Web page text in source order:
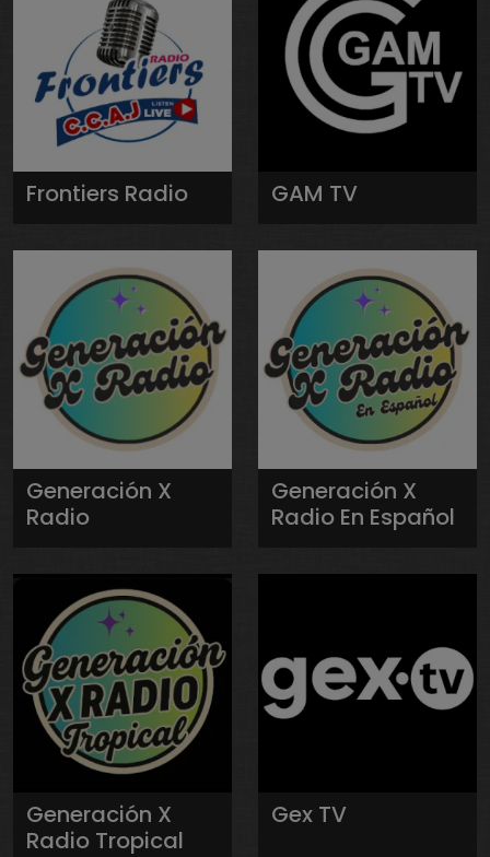
Frontiers Radio GAM TV
Generación X
Radio
Generación X
Radio En Español
Generación X
Radio Tropical
Gex TV